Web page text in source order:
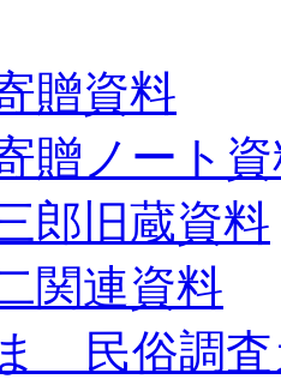
贈資料
贈ノート
郎旧蔵資料
関連資料
民俗調査